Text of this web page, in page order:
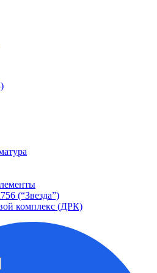
(“Звезда”)
комплекс (ДРК)